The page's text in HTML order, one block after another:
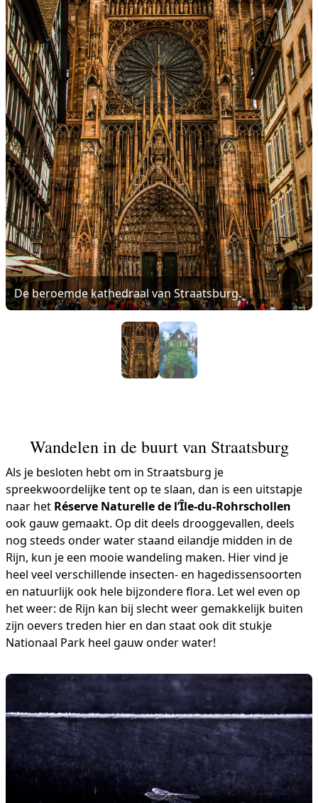
De beroemde kathedraal van Straatsburg.
Wandelen in de buurt van Straatsburg
Als je besloten hebt om in Straatsburg je
spreekwoordelijke tent op te slaan, dan is een uitstapje
naar het Réserve Naturelle de l’Île-du-Rohrschollen
ook gauw gemaakt. Op dit deels drooggevallen, deels
nog steeds onder water staand eilandje midden in de
Rijn, kun je een mooie wandeling maken. Hier vind je
heel veel verschillende insecten- en hagedissensoorten
en natuurlijk ook hele bijzondere flora. Let wel even op
het weer: de Rijn kan bij slecht weer gemakkelijk buiten
zijn oevers treden hier en dan staat ook dit stukje
Nationaal Park heel gauw onder water!